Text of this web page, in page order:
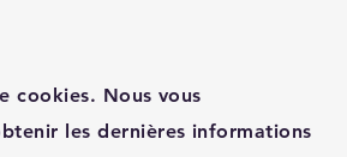
cookies. Nous vous
les dernières informations